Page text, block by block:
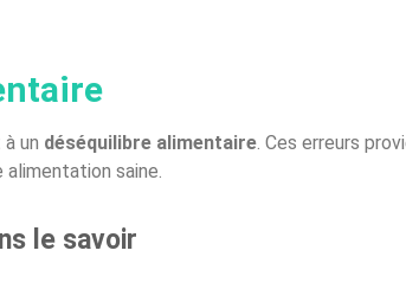
un déséquilibre alimentaire. Ces erreurs
alimentation saine.
le savoir